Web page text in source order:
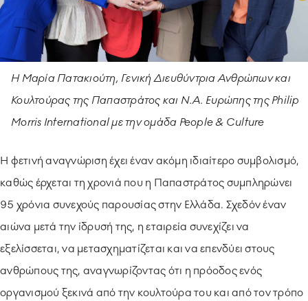
Η Μαρία Πατακιούτη, Γενική Διευθύντρια Ανθρώπων και
Κουλτούρας της Παπαστράτος και Ν.Α. Ευρώπης της Philip
Morris International με την ομάδα People & Culture
Η φετινή αναγνώριση έχει έναν ακόμη ιδιαίτερο συμβολισμό,
καθώς έρχεται τη χρονιά που η Παπαστράτος συμπληρώνει
95 χρόνια συνεχούς παρουσίας στην Ελλάδα. Σχεδόν έναν
αιώνα μετά την ίδρυσή της, η εταιρεία συνεχίζει να
εξελίσσεται, να μετασχηματίζεται και να επενδύει στους
ανθρώπους της, αναγνωρίζοντας ότι η πρόοδος ενός
οργανισμού ξεκινά από την κουλτούρα του και από τον τρόπο